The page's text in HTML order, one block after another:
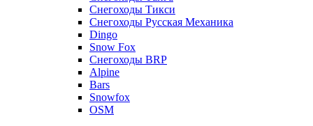
Снегоходы Тикси
Снегоходы Русская Механика
Dingo
Snow Fox
Снегоходы BRP
Alpine
Bars
Snowfox
OSM